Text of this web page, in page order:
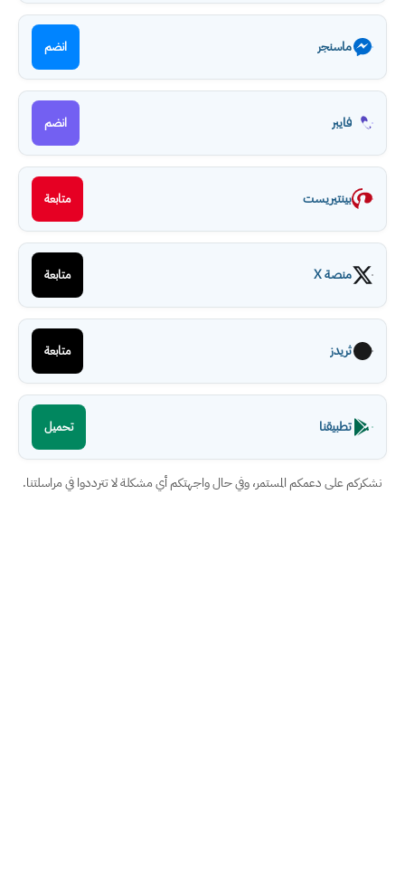
ماسنجر انضم
فايبر انضم
بينتيريست متابعة
منصة X متابعة
ثريدز متابعة
تطبيقنا تحميل
نشكركم على دعمكم المستمر، وفي حال واجهتكم أي مشكلة لا تترددوا في مراسلتنا.